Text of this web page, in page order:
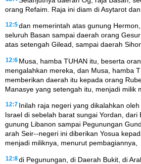
orang Refaim. Raja ini diam di Asytarot dan
12:5dan memerintah atas gunung
seluruh Basan sampai daerah orang
atas setengah Gilead, sampai daerah
12:6 Musa, hamba TUHAN itu, beserta
mengalahkan mereka, dan Musa, hamba
memberikan daerah itu kepada orang
Manasye yang setengah itu, menjadi milik
12:7 Inilah raja negeri yang dikalahkan
Israel di sebelah barat sungai Yordan, dari
gunung Libanon sampai Pegunungan
arah Seir--negeri ini diberikan Yosua
menjadi miliknya, menurut pembagiannya,
12:8di Pegunungan, di Daerah Bukit, di